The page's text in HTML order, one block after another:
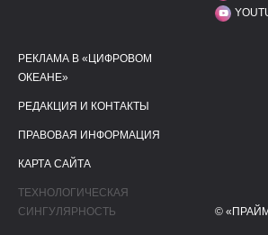
ПОЛЕЗНЫЕ ССЫЛКИ
РЕКЛАМА В «ЦИФРОВОМ
ОКЕАНЕ»
РЕДАКЦИЯ И КОНТАКТЫ
ПРАВОВАЯ ИНФОРМАЦИЯ
КАРТА САЙТА
ТЕХНОЛОГИЧЕСКАЯ
СИНГУЛЯРНОСТЬ
©